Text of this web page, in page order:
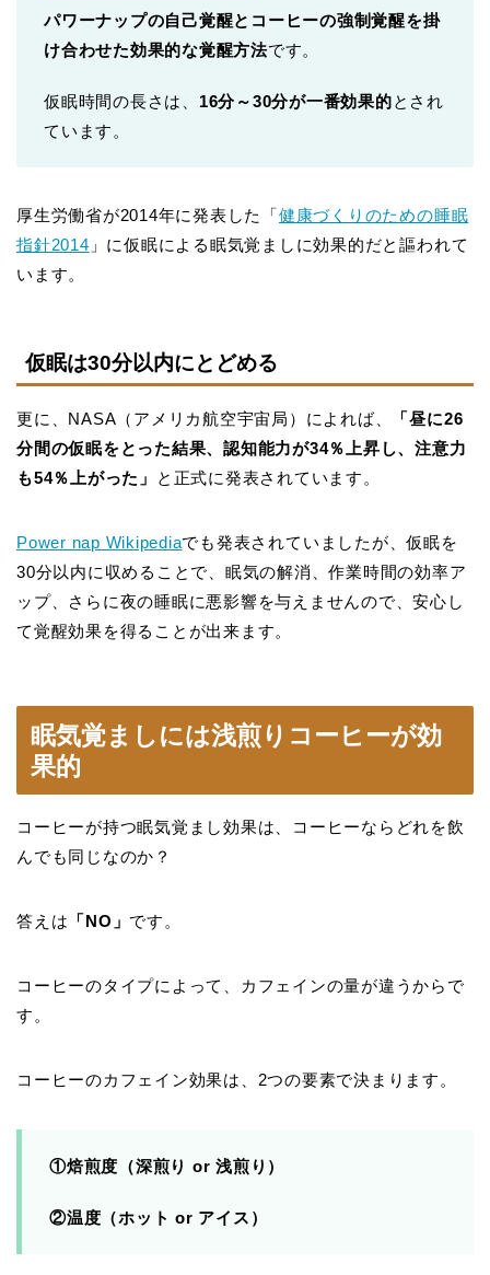
パワーナップの自己覚醒とコーヒーの強制覚醒を掛
け合わせた効果的な覚醒方法です。
仮眠時間の長さは、 16分～30分が一番効果的とされ
ています。
厚生労働省が2014年に発表した「健康づくりのための睡眠
指針2014 」に仮眠による眠気覚ましに効果的だと謳われて
います。
仮眠は30分以内にとどめる
更に、NASA（アメリカ航空宇宙局）によれば、
「昼に26
分間の仮眠をとった結果、認知能力が34％上昇し、注意力
も54％上がった」
と正式に発表されています。
Power nap Wikipediaでも発表されていましたが、仮眠を
30分以内に収めることで、眠気の解消、作業時間の効率ア
ップ、さらに夜の睡眠に悪影響を与えませんので、安心し
て覚醒効果を得ることが出来ます。
眠気覚ましには浅煎りコーヒーが効
果的
コーヒーが持つ眠気覚まし効果は、コーヒーならどれを飲
んでも同じなのか？
答えは 「NO」 です。
コーヒーのタイプによって、カフェインの量が違うからで
す。
コーヒーのカフェイン効果は、2つの要素で決まります。
①焙煎度（深煎り or 浅煎り）
②温度（ホット or アイス）